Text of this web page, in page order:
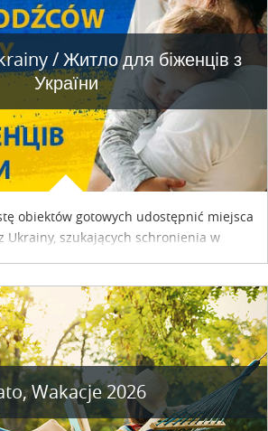
/ Житло для бiженцiв з
України
obiektów gotowych udostępnić miejsca
Ukrainy, szukających schronienia w
Wakacje 2026